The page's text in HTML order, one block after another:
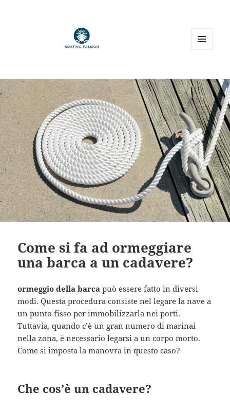
Come si fa ad ormeggiare
una barca a un cadavere?
ormeggio della barca può essere fatto in diversi
modi. Questa procedura consiste nel legare la nave a
un punto fisso per immobilizzarla nei porti.
Tuttavia, quando c’è un gran numero di marinai
nella zona, è necessario legarsi a un corpo morto.
Come si imposta la manovra in questo caso?
Che cos’è un cadavere?